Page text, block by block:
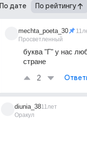
По дате По рейтингу
mechta_poeta_30
Просветленный
буква "Г" у нас
стране
2
diunia_38
Оракул
11лет